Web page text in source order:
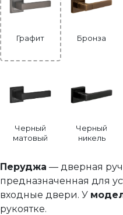
Бронза
Графит
Черный
матовый
Черный
никель
Перуджа — дверная
предназначенная для
входные двери. У
рукоятке.